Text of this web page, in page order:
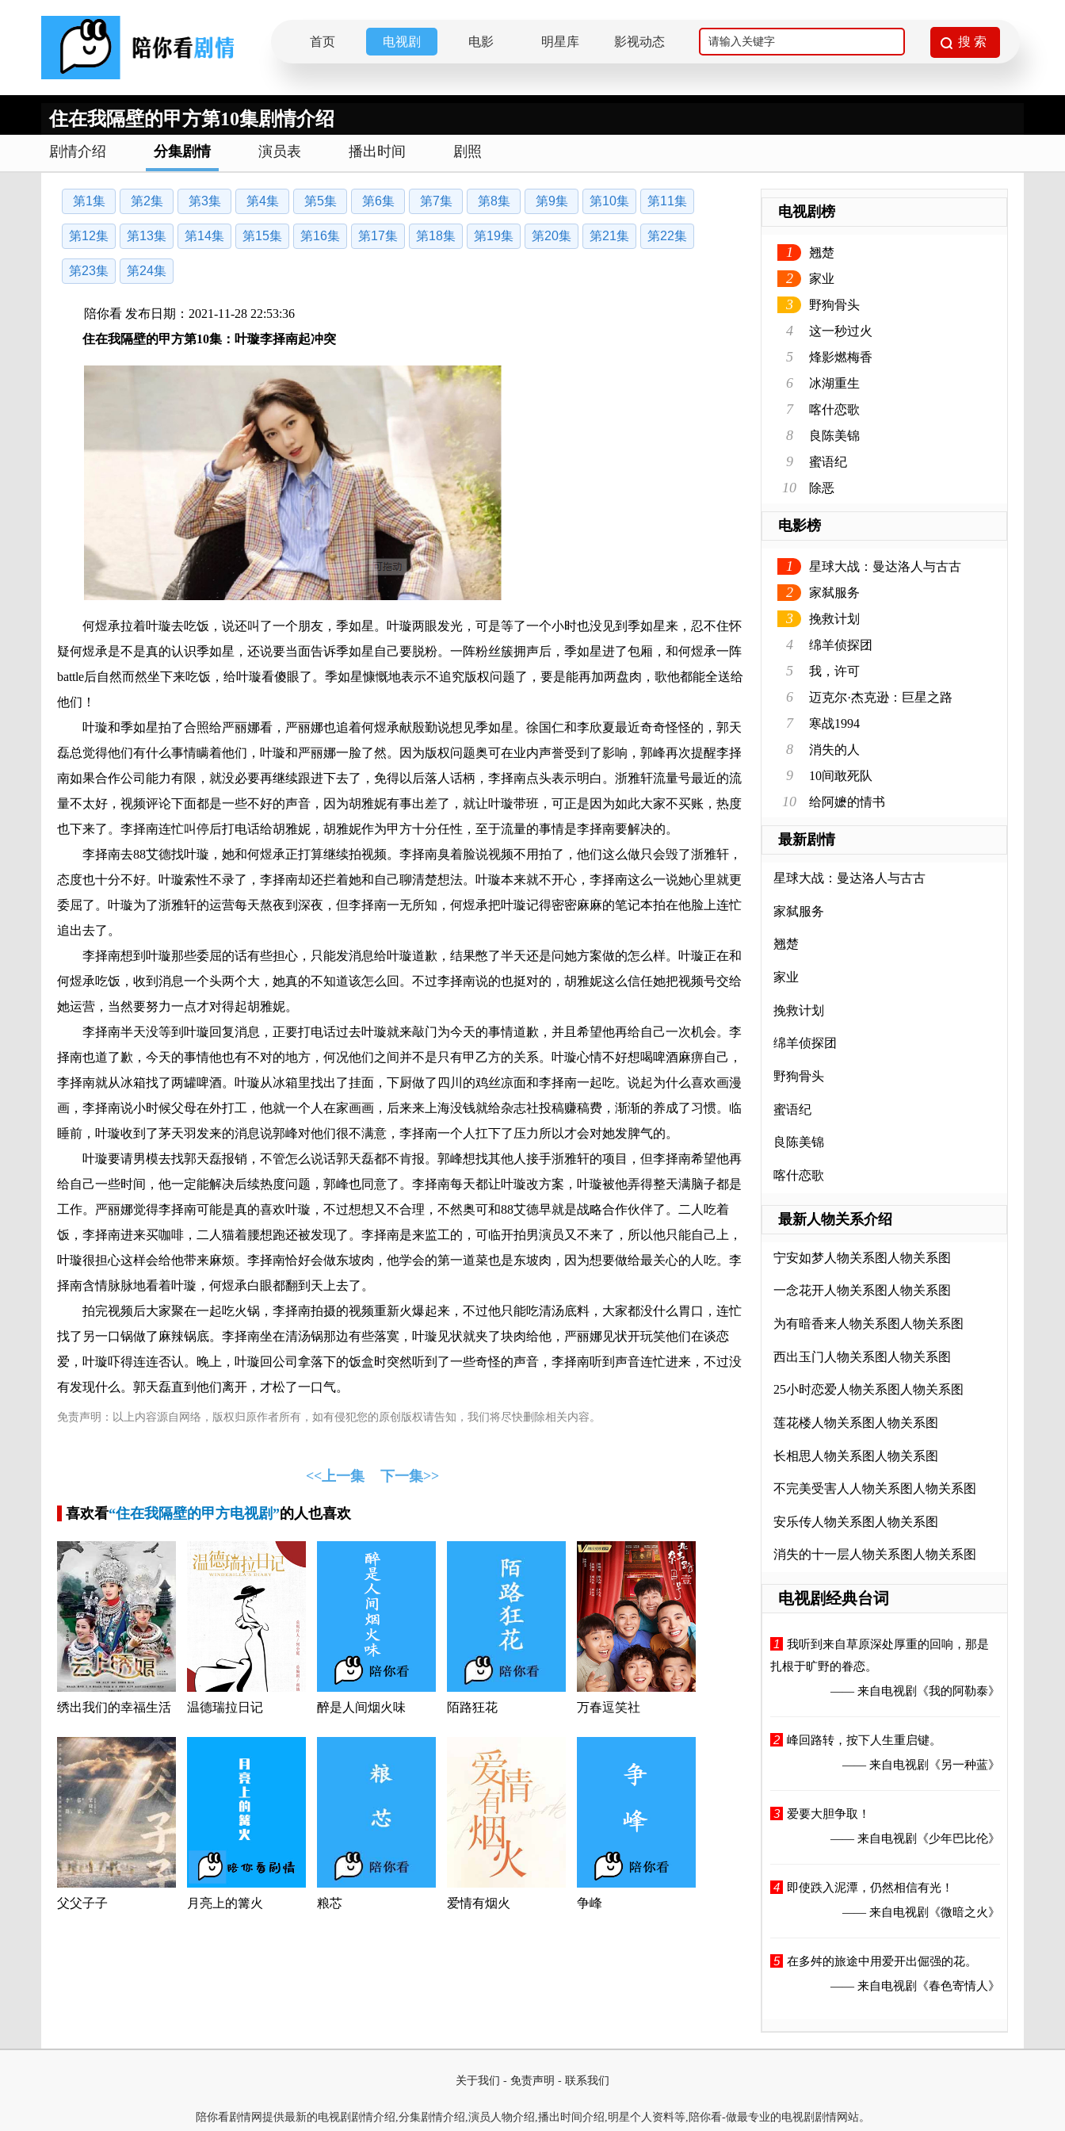
首页 电视剧 电影 明星库 影视动态
住在我隔壁的甲方第10集剧情介绍
剧情介绍 分集剧情 演员表 播出时间 剧照
第1集 第2集 第3集 第4集 第5集 第6集 第7集 第8集 第9集 第10集 第11集
第12集 第13集 第14集 第15集 第16集 第17集 第18集 第19集 第20集 第21集 第22集
第23集 第24集
陪你看 发布日期：2021-11-28 22:53:36
住在我隔壁的甲方第10集：叶璇李择南起冲突
何煜承拉着叶璇去吃饭，说还叫了一个朋友，季如星。叶璇两眼发光，可是等了一个小时也没见到季如星来，忍不住怀
疑何煜承是不是真的认识季如星，还说要当面告诉季如星自己要脱粉。一阵粉丝簇拥声后，季如星进了包厢，和何煜承一阵
battle后自然而然坐下来吃饭，给叶璇看傻眼了。季如星慷慨地表示不追究版权问题了，要是能再加两盘肉，歌他都能全送给
他们！
叶璇和季如星拍了合照给严丽娜看，严丽娜也追着何煜承献殷勤说想见季如星。徐国仁和李欣夏最近奇奇怪怪的，郭天
磊总觉得他们有什么事情瞒着他们，叶璇和严丽娜一脸了然。因为版权问题奥可在业内声誉受到了影响，郭峰再次提醒李择
南如果合作公司能力有限，就没必要再继续跟进下去了，免得以后落人话柄，李择南点头表示明白。浙雅轩流量号最近的流
量不太好，视频评论下面都是一些不好的声音，因为胡雅妮有事出差了，就让叶璇带班，可正是因为如此大家不买账，热度
也下来了。李择南连忙叫停后打电话给胡雅妮，胡雅妮作为甲方十分任性，至于流量的事情是李择南要解决的。
李择南去88艾德找叶璇，她和何煜承正打算继续拍视频。李择南臭着脸说视频不用拍了，他们这么做只会毁了浙雅轩，
态度也十分不好。叶璇索性不录了，李择南却还拦着她和自己聊清楚想法。叶璇本来就不开心，李择南这么一说她心里就更
委屈了。叶璇为了浙雅轩的运营每天熬夜到深夜，但李择南一无所知，何煜承把叶璇记得密密麻麻的笔记本拍在他脸上连忙
追出去了。
李择南想到叶璇那些委屈的话有些担心，只能发消息给叶璇道歉，结果憋了半天还是问她方案做的怎么样。叶璇正在和
何煜承吃饭，收到消息一个头两个大，她真的不知道该怎么回。不过李择南说的也挺对的，胡雅妮这么信任她把视频号交给
她运营，当然要努力一点才对得起胡雅妮。
李择南半天没等到叶璇回复消息，正要打电话过去叶璇就来敲门为今天的事情道歉，并且希望他再给自己一次机会。李
择南也道了歉，今天的事情他也有不对的地方，何况他们之间并不是只有甲乙方的关系。叶璇心情不好想喝啤酒麻痹自己，
李择南就从冰箱找了两罐啤酒。叶璇从冰箱里找出了挂面，下厨做了四川的鸡丝凉面和李择南一起吃。说起为什么喜欢画漫
画，李择南说小时候父母在外打工，他就一个人在家画画，后来来上海没钱就给杂志社投稿赚稿费，渐渐的养成了习惯。临
睡前，叶璇收到了茅天羽发来的消息说郭峰对他们很不满意，李择南一个人扛下了压力所以才会对她发脾气的。
叶璇要请男模去找郭天磊报销，不管怎么说话郭天磊都不肯报。郭峰想找其他人接手浙雅轩的项目，但李择南希望他再
给自己一些时间，他一定能解决后续热度问题，郭峰也同意了。李择南每天都让叶璇改方案，叶璇被他弄得整天满脑子都是
工作。严丽娜觉得李择南可能是真的喜欢叶璇，不过想想又不合理，不然奥可和88艾德早就是战略合作伙伴了。二人吃着
饭，李择南进来买咖啡，二人猫着腰想跑还被发现了。李择南是来监工的，可临开拍男演员又不来了，所以他只能自己上，
叶璇很担心这样会给他带来麻烦。李择南恰好会做东坡肉，他学会的第一道菜也是东坡肉，因为想要做给最关心的人吃。李
择南含情脉脉地看着叶璇，何煜承白眼都翻到天上去了。
拍完视频后大家聚在一起吃火锅，李择南拍摄的视频重新火爆起来，不过他只能吃清汤底料，大家都没什么胃口，连忙
找了另一口锅做了麻辣锅底。李择南坐在清汤锅那边有些落寞，叶璇见状就夹了块肉给他，严丽娜见状开玩笑他们在谈恋
爱，叶璇吓得连连否认。晚上，叶璇回公司拿落下的饭盒时突然听到了一些奇怪的声音，李择南听到声音连忙进来，不过没
有发现什么。郭天磊直到他们离开，才松了一口气。
免责声明：以上内容源自网络，版权归原作者所有，如有侵犯您的原创版权请告知，我们将尽快删除相关内容。
<<上一集 下一集>>
喜欢看“住在我隔壁的甲方电视剧”的人也喜欢
绣出我们的幸福生活 温德瑞拉日记 醉是人间烟火味 陌路狂花 万春逗笑社
父父子子 月亮上的篝火 粮芯 爱情有烟火 争峰
电视剧榜
1 翘楚
2 家业
3 野狗骨头
4 这一秒过火
5 烽影燃梅香
6 冰湖重生
7 喀什恋歌
8 良陈美锦
9 蜜语纪
10 除恶
电影榜
1 星球大战：曼达洛人与古古
2 家弑服务
3 挽救计划
4 绵羊侦探团
5 我，许可
6 迈克尔·杰克逊：巨星之路
7 寒战1994
8 消失的人
9 10间敢死队
10 给阿嬷的情书
最新剧情
星球大战：曼达洛人与古古
家弑服务
翘楚
家业
挽救计划
绵羊侦探团
野狗骨头
蜜语纪
良陈美锦
喀什恋歌
最新人物关系介绍
宁安如梦人物关系图人物关系图
一念花开人物关系图人物关系图
为有暗香来人物关系图人物关系图
西出玉门人物关系图人物关系图
25小时恋爱人物关系图人物关系图
莲花楼人物关系图人物关系图
长相思人物关系图人物关系图
不完美受害人人物关系图人物关系图
安乐传人物关系图人物关系图
消失的十一层人物关系图人物关系图
电视剧经典台词
1
我听到来自草原深处厚重的回响，那是
扎根于旷野的眷恋。
—— 来自电视剧
《我的阿勒泰》
2 峰回路转，按下人生重启键。
—— 来自电视剧
《另一种蓝》
3
爱要大胆争取！
—— 来自电视剧
《少年巴比伦》
4
即使跌入泥潭，仍然相信有光！
—— 来自电视剧
《微暗之火》
5 在多舛的旅途中用爱开出倔强的花。
—— 来自电视剧
《春色寄情人》
关于我们 - 免责声明 - 联系我们
陪你看剧情网提供最新的电视剧剧情介绍,分集剧情介绍,演员人物介绍,播出时间介绍,明星个人资料等,陪你看-做最专业的电视剧剧情网站。